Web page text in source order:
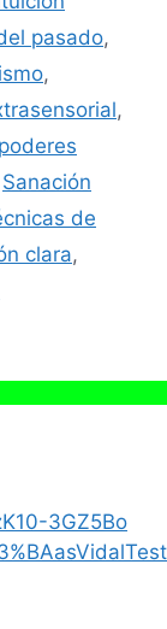
pasado,
,
,
poderes
Sanación
de
clara,
3GZ5Bo